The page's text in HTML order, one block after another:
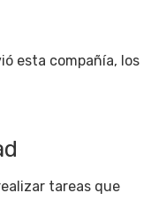
esta compañía, los
tareas que